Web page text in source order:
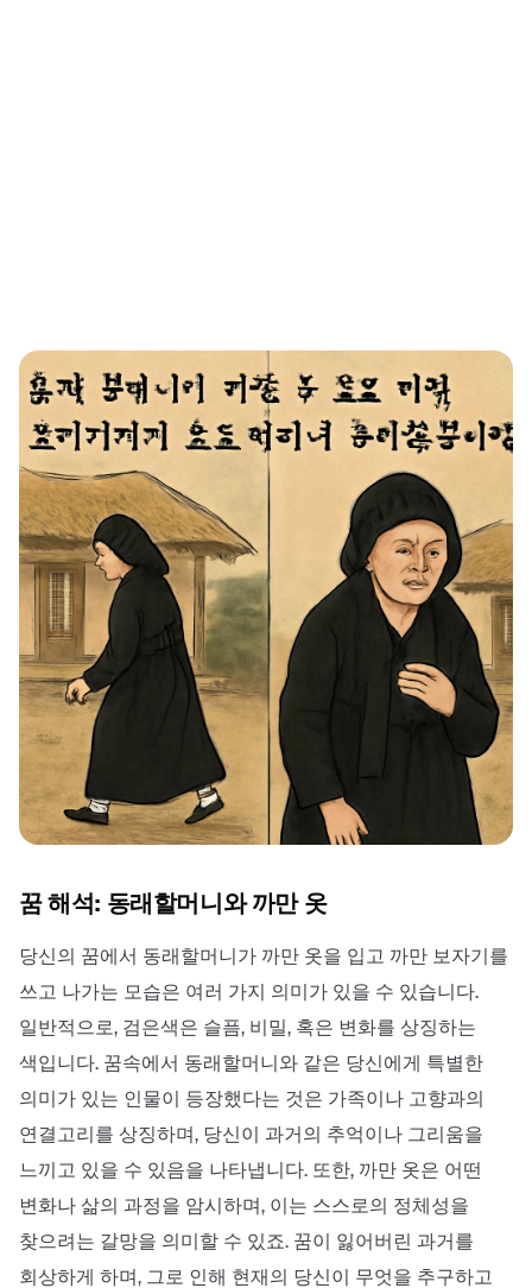
꿈 해석: 동래할머니와 까만 옷
당신의 꿈에서 동래할머니가 까만 옷을 입고 까만 보자기를
쓰고 나가는 모습은 여러 가지 의미가 있을 수 있습니다.
일반적으로, 검은색은 슬픔, 비밀, 혹은 변화를 상징하는
색입니다. 꿈속에서 동래할머니와 같은 당신에게 특별한
의미가 있는 인물이 등장했다는 것은 가족이나 고향과의
연결고리를 상징하며, 당신이 과거의 추억이나 그리움을
느끼고 있을 수 있음을 나타냅니다. 또한, 까만 옷은 어떤
변화나 삶의 과정을 암시하며, 이는 스스로의 정체성을
찾으려는 갈망을 의미할 수 있죠. 꿈이 잃어버린 과거를
회상하게 하며, 그로 인해 현재의 당신이 무엇을 추구하고